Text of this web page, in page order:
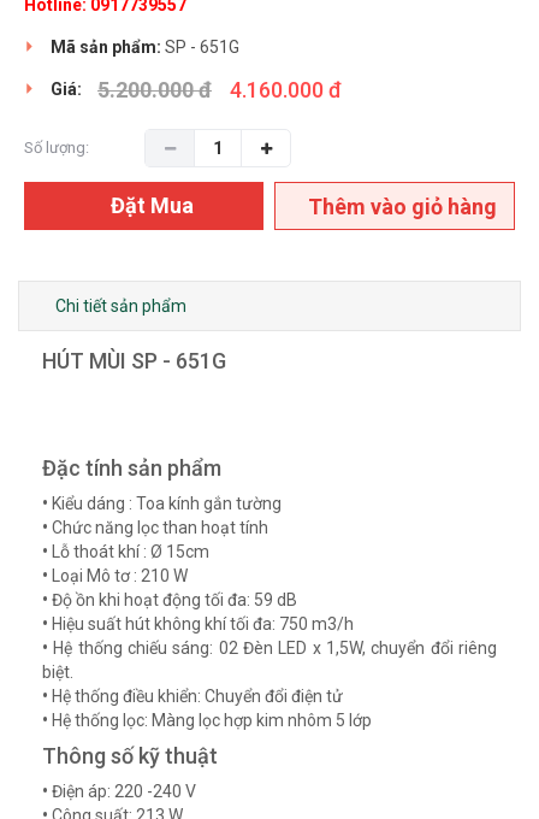
Hotline: 0917739557
Mã sản phẩm: SP - 651G
Giá: 5.200.000 đ 4.160.000 đ
Số lượng:
Đặt Mua Thêm vào giỏ hàng
Chi tiết sản phẩm
HÚT MÙI SP - 651G
Đặc tính sản phẩm
• Kiểu dáng : Toa kính gắn tường
• Chức năng lọc than hoạt tính
• Lỗ thoát khí : Ø 15cm
• Loại Mô tơ : 210 W
• Độ ồn khi hoạt động tối đa: 59 dB
• Hiệu suất hút không khí tối đa: 750 m3/h
• Hệ thống chiếu sáng: 02 Đèn LED x 1,5W, chuyển đổi riêng
biệt.
• Hệ thống điều khiển: Chuyển đổi điện tử
• Hệ thống lọc: Màng lọc hợp kim nhôm 5 lớp
Thông số kỹ thuật
• Điện áp: 220 -240 V